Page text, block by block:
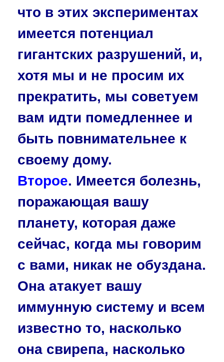
что в этих экспериментах
имеется потенциал
гигантских разрушений, и,
хотя мы и не просим их
прекратить, мы советуем
вам идти помедленнее и
быть повнимательнее к
своему дому.
Второе. Имеется болезнь,
поражающая вашу
планету, которая даже
сейчас, когда мы говорим
с вами, никак не обуздана.
Она атакует вашу
иммунную систему и всем
известно то, насколько
она свирепа, насколько